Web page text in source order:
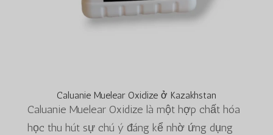
Caluanie Muelear Oxidize ở Kazakhstan
Caluanie Muelear Oxidize là một hợp chất hóa
học thu hút sự chú ý đáng kể nhờ ứng dụng